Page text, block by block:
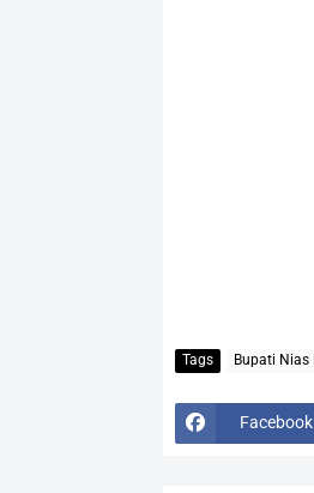
Tags Bupati Nias
Facebook